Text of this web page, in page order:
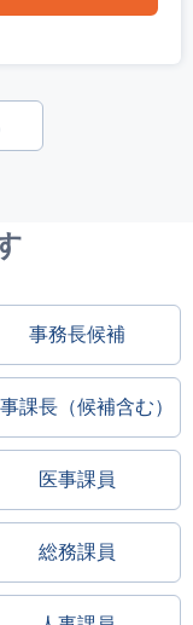
事務長候補
課長（候補含む）
医事課員
総務課員